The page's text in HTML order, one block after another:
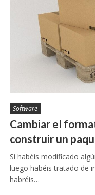
Software
Cambiar el
construir un
Si habéis modificado
luego habéis tratado de
habréis…